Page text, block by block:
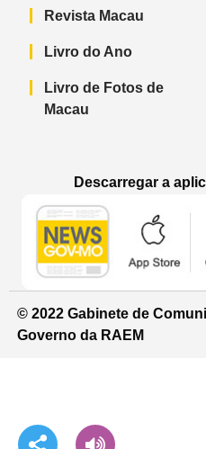
Revista Macau
Livro do Ano
Livro de Fotos de
Macau
Descarregar a
© 2022 Gabinete de
Governo da RAEM